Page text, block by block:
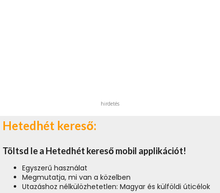
hirdetés
Hetedhét kereső:
Töltsd le a Hetedhét kereső mobil applikációt!
Egyszerű használat
Megmutatja, mi van a közelben
Utazáshoz nélkülözhetetlen: Magyar és külföldi úticélok